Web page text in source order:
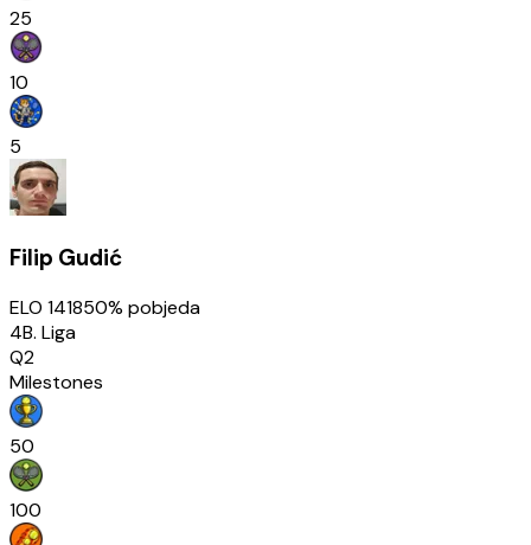
25
10
5
Filip Gudić
ELO 141850% pobjeda
4B. Liga
Q2
Milestones
50
100